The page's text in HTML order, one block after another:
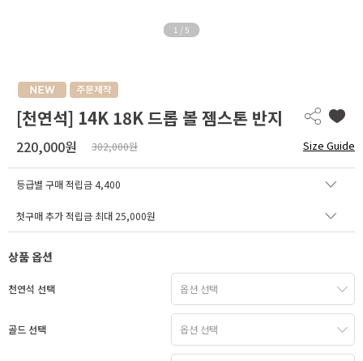
1 / 5
[천연석] 14K 18K 드롭 볼 젬스톤 반지
220,000원 302,000원 Size Guide
등급별 구매 적립금4,400
첫구매 추가 적립금 최대 25,000원
상품 옵션
천연석 선택
골드 선택